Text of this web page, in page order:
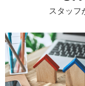
スタッフ